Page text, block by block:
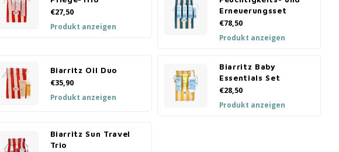
€27,50
Produkt anzeigen
Erneuerungsset
€78,50
Produkt anzeigen
Biarritz Oil Duo
€35,90
Produkt anzeigen
Biarritz Baby
Essentials Set
€28,50
Produkt anzeigen
Biarritz Sun Travel
Trio